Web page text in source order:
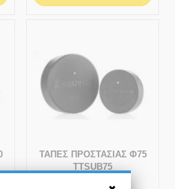
ΤΑΠΕΣ ΠΡΟΣΤΑΣΙΑΣ Φ75
TTSUB75